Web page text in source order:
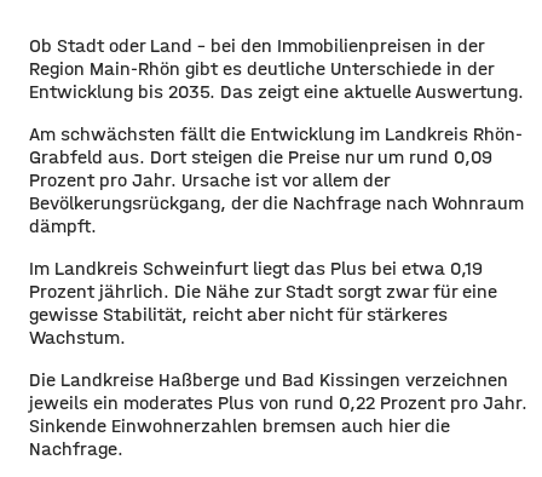
Ob Stadt oder Land – bei den Immobilienpreisen in der
Region Main-Rhön gibt es deutliche Unterschiede in der
Entwicklung bis 2035. Das zeigt eine aktuelle Auswertung.
Am schwächsten fällt die Entwicklung im Landkreis Rhön-
Grabfeld aus. Dort steigen die Preise nur um rund 0,09
Prozent pro Jahr. Ursache ist vor allem der
Bevölkerungsrückgang, der die Nachfrage nach Wohnraum
dämpft.
Im Landkreis Schweinfurt liegt das Plus bei etwa 0,19
Prozent jährlich. Die Nähe zur Stadt sorgt zwar für eine
gewisse Stabilität, reicht aber nicht für stärkeres
Wachstum.
Die Landkreise Haßberge und Bad Kissingen verzeichnen
jeweils ein moderates Plus von rund 0,22 Prozent pro Jahr.
Sinkende Einwohnerzahlen bremsen auch hier die
Nachfrage.